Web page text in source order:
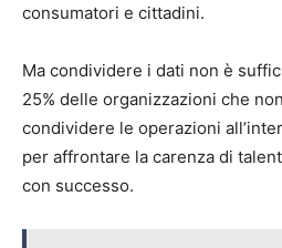
consumatori e cittadini.
Ma condividere i dati non è
25% delle organizzazioni che
condividere le operazioni
per affrontare la carenza di
con successo.